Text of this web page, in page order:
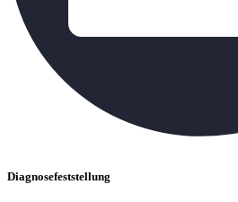
Diagnosefeststellung